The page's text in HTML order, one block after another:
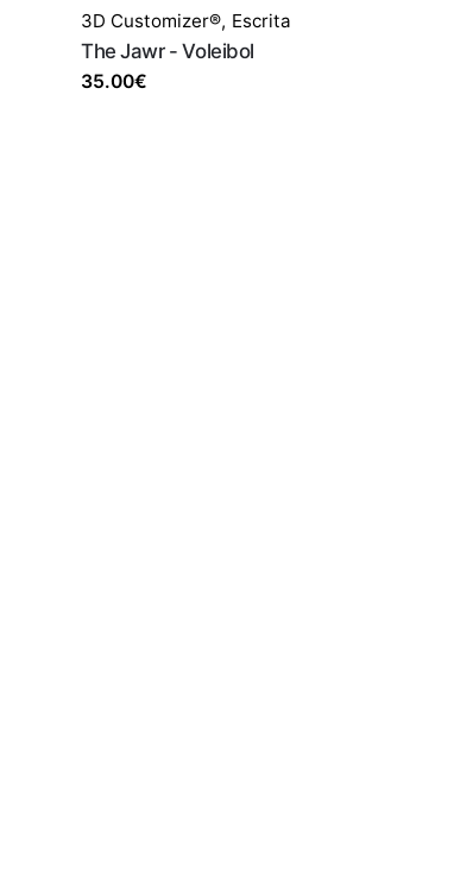
3D Customizer®, Escrita
The Jawr - Voleibol
35.00€